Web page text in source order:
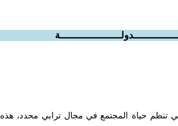
تنظم حياة المجتمع في مجال ترابي محدد، هذه